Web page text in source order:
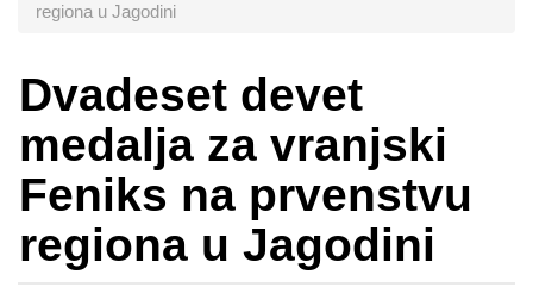
regiona u Jagodini
Dvadeset devet
medalja za vranjski
Feniks na prvenstvu
regiona u Jagodini